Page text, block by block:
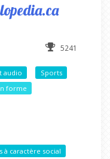
5241
audio
Sports
forme
à caractère social